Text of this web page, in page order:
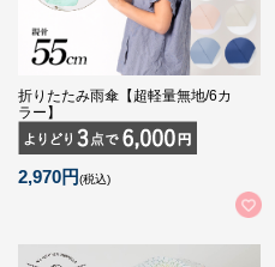
折りたたみ雨傘【超軽量無地/6カ
ラー】
2,970円(税込)